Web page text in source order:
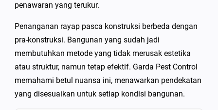
penawaran yang terukur.
Penanganan rayap pasca konstruksi berbeda dengan
pra-konstruksi. Bangunan yang sudah jadi
membutuhkan metode yang tidak merusak estetika
atau struktur, namun tetap efektif. Garda Pest Control
memahami betul nuansa ini, menawarkan pendekatan
yang disesuaikan untuk setiap kondisi bangunan.